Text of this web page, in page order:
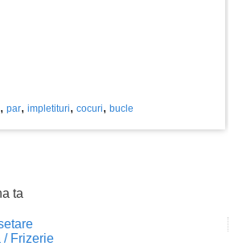
, par, impletituri, cocuri, bucle
ta
/ Frizerie